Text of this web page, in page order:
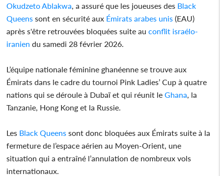
Okudzeto Ablakwa , a assuré que les joueuses des Black
Queens sont en sécurité aux Émirats arabes unis (EAU)
après s'être retrouvées bloquées suite au conflit israélo-
iranien du samedi 28 février 2026.
L’équipe nationale féminine ghanéenne se trouve aux
Émirats dans le cadre du tournoi Pink Ladies’ Cup à quatre
nations qui se déroule à Dubaï et qui réunit leGhana , la
Tanzanie, Hong Kong et la Russie.
Les Black Queens sont donc bloquées aux Émirats suite à la
fermeture de l’espace aérien au Moyen-Orient, une
situation qui a entraîné l’annulation de nombreux vols
internationaux.